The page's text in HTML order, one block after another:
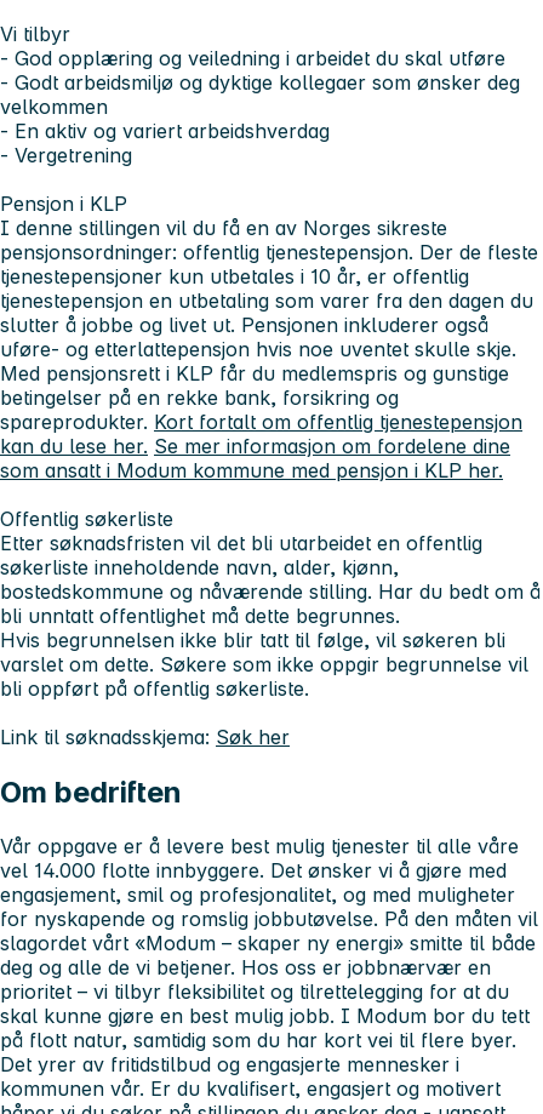
Vi tilbyr
- God opplæring og veiledning i arbeidet du skal utføre
- Godt arbeidsmiljø og dyktige kollegaer som ønsker deg
velkommen
- En aktiv og variert arbeidshverdag
- Vergetrening
Pensjon i KLP
I denne stillingen vil du få en av Norges sikreste
pensjonsordninger: offentlig tjenestepensjon. Der de fleste
tjenestepensjoner kun utbetales i 10 år, er offentlig
tjenestepensjon en utbetaling som varer fra den dagen du
slutter å jobbe og livet ut. Pensjonen inkluderer også
uføre- og etterlattepensjon hvis noe uventet skulle skje.
Med pensjonsrett i KLP får du medlemspris og gunstige
betingelser på en rekke bank, forsikring og
spareprodukter. Kort fortalt om offentlig tjenestepensjon
kan du lese her. Se mer informasjon om fordelene dine
som ansatt i Modum kommune med pensjon i KLP her.
Offentlig søkerliste
Etter søknadsfristen vil det bli utarbeidet en offentlig
søkerliste inneholdende navn, alder, kjønn,
bostedskommune og nåværende stilling. Har du bedt om å
bli unntatt offentlighet må dette begrunnes.
Hvis begrunnelsen ikke blir tatt til følge, vil søkeren bli
varslet om dette. Søkere som ikke oppgir begrunnelse vil
bli oppført på offentlig søkerliste.
Link til søknadsskjema: Søk her
Om bedriften
Vår oppgave er å levere best mulig tjenester til alle våre
vel 14.000 flotte innbyggere. Det ønsker vi å gjøre med
engasjement, smil og profesjonalitet, og med muligheter
for nyskapende og romslig jobbutøvelse. På den måten vil
slagordet vårt «Modum – skaper ny energi» smitte til både
deg og alle de vi betjener. Hos oss er jobbnærvær en
prioritet – vi tilbyr fleksibilitet og tilrettelegging for at du
skal kunne gjøre en best mulig jobb. I Modum bor du tett
på flott natur, samtidig som du har kort vei til flere byer.
Det yrer av fritidstilbud og engasjerte mennesker i
kommunen vår. Er du kvalifisert, engasjert og motivert